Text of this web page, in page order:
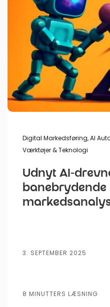
Digital Markedsføring,AI
Værktøjer & Teknologi
Udnyt AI-
banebrydende
3. SEPTEMBER 2025
8 MINUTTERS LÆSNING